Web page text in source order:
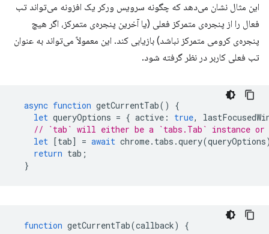
این مثال نشان می‌دهد که چگونه سرویس ورکر یک افزونه می‌تواند تب
فعال را از پنجره‌ی متمرکز فعلی (یا آخرین پنجره‌ی متمرکز، اگر هیچ
پنجره‌ی کرومی متمرکز نباشد) بازیابی کند. این معمولاً می‌تواند به عنوان
تب فعلی کاربر در نظر گرفته شود.
async function getCurrentTab()
{
let queryOptions = { active : true,
// `tab` will either be a `tabs.Tab` instance or
let [tab] = await chrome. tabs .query(queryOptions
return tab ;
}
function getCurrentTab(callback)
{